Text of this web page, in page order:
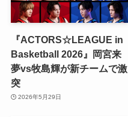
『ACTORS☆LEAGUE in
Basketball 2026』岡宮来
夢vs牧島輝が新チームで激
突
2026年5月29日